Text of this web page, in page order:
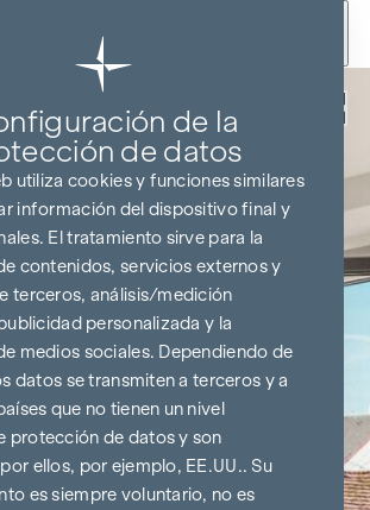
de la
de datos
utiliza cookies y funciones similares
información del dispositivo final y
El tratamiento sirve para la
contenidos, servicios externos y
terceros, análisis/medición
personalizada y la
medios sociales. Dependiendo de
datos se transmiten a terceros y a
que no tienen un nivel
protección de datos y son
ellos, por ejemplo, EE.UU.. Su
es siempre voluntario, no es